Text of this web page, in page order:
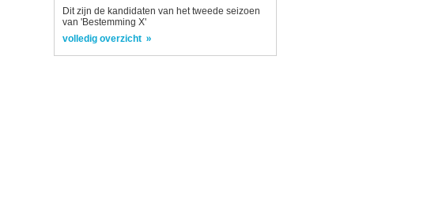
Dit zijn de kandidaten van het tweede seizoen
van 'Bestemming X'
volledig overzicht